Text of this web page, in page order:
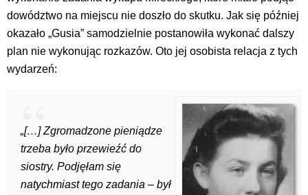
dowództwo na miejscu nie doszło do skutku. Jak się później
okazało „Gusia” samodzielnie postanowiła wykonać dalszy
plan nie wykonując rozkazów. Oto jej osobista relacja z tych
wydarzeń:
„[…] Zgromadzone pieniądze
trzeba było przewieźć do
siostry. Podjęłam się
natychmiast tego zadania – był